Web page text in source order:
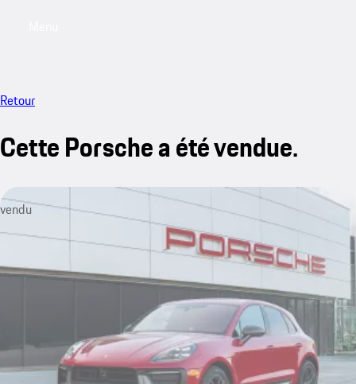
Retour
Cette Porsche a été vendue.
vendu